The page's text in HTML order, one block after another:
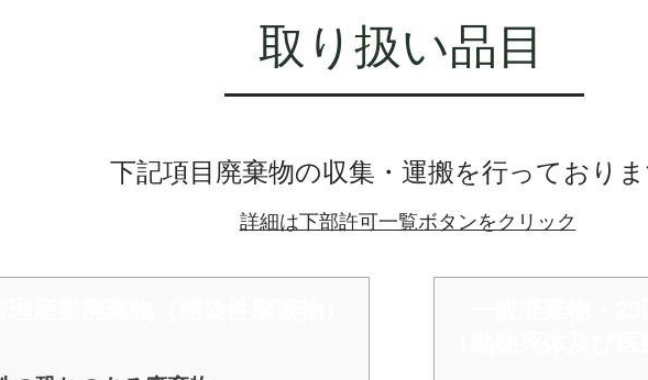
​取り扱い品目
下記項目廃棄物の収集・運搬を行っておりま
詳細は下部許可一覧ボタンをクリック